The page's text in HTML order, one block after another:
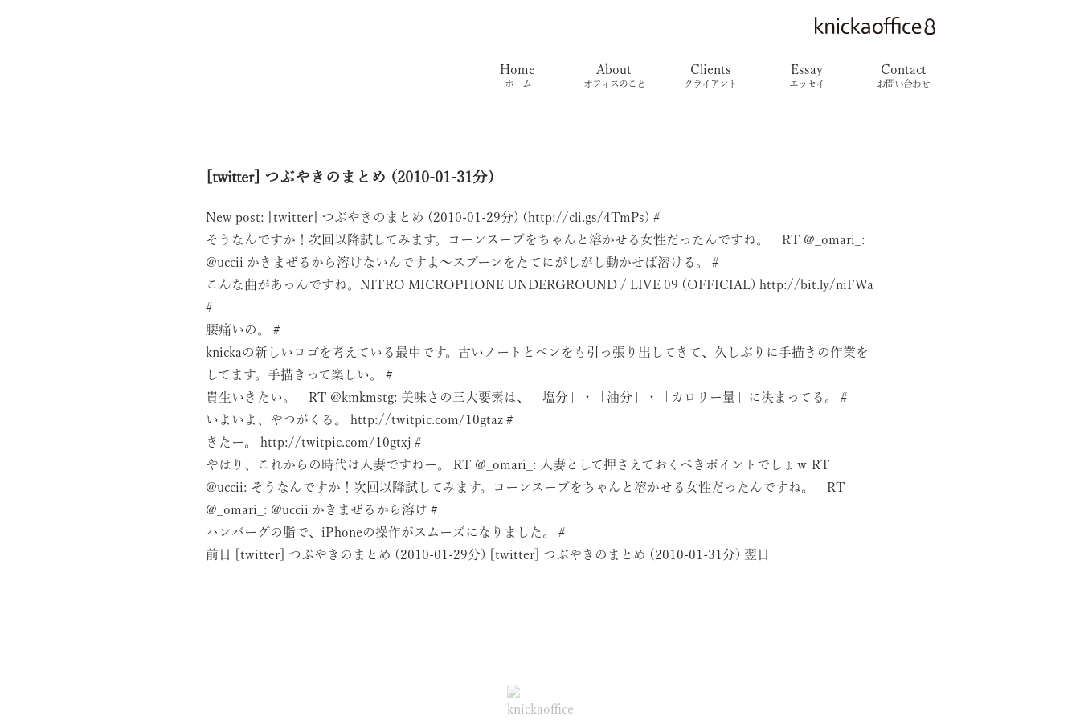
Home
ホーム
About
オフィスのこと
Clients
クライアント
Essay
エッセイ
Contact
お問い合わせ
[twitter] つぶやきのまとめ (2010-01-31分)
New post: [twitter] つぶやきのまとめ (2010-01-29分) (http://cli.gs/4TmPs) #
そうなんですか！次回以降試してみます。コーンスープをちゃんと溶かせる女性だったんですね。 RT @_omari_:
@uccii かきまぜるから溶けないんですよ～スプーンをたてにがしがし動かせば溶ける。 #
こんな曲があっんですね。NITRO MICROPHONE UNDERGROUND / LIVE 09 (OFFICIAL) http://bit.ly/niFWa
#
腰痛いの。 #
knickaの新しいロゴを考えている最中です。古いノートとペンをも引っ張り出してきて、久しぶりに手描きの作業を
してます。手描きって楽しい。 #
貴生いきたい。 RT @kmkmstg: 美味さの三大要素は、「塩分」・「油分」・「カロリー量」に決まってる。 #
いよいよ、やつがくる。 http://twitpic.com/10gtaz #
きたー。 http://twitpic.com/10gtxj #
やはり、これからの時代は人妻ですねー。 RT @_omari_: 人妻として押さえておくべきポイントでしょｗ RT
@uccii: そうなんですか！次回以降試してみます。コーンスープをちゃんと溶かせる女性だったんですね。 RT
@_omari_: @uccii かきまぜるから溶け #
ハンバーグの脂で、iPhoneの操作がスムーズになりました。 #
前日
[twitter] つぶやきのまとめ (2010-01-29分) [twitter] つぶやきのまとめ (2010-01-31分) 翌日